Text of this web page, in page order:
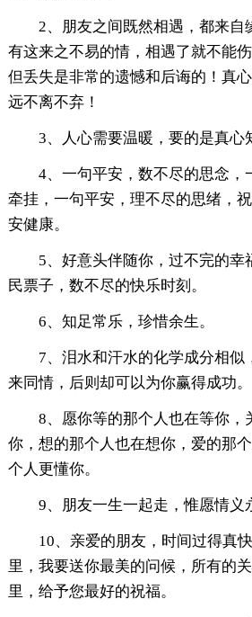
2、朋友之间既然相遇，都来自
有这来之不易的情，相遇了就不能
但丢失是非常的遗憾和后诲的！真
远不离不弃！
3、人心需要温暖，要的是真心
4、一句平安，数不尽的思念，
牵挂，一句平安，理不尽的思绪，
安健康。
5、好意头伴随你，过不完的幸
民票子，数不尽的快乐时刻。
6、知足常乐，珍惜余生。
7、泪水和汗水的化学成分相似
来同情，后则却可以为你赢得成功。
8、愿你等的那个人也在等你，
你，想的那个人也在想你，爱的那
个人更懂你。
9、朋友一生一起走，惟愿情义
10、亲爱的朋友，时间过得真
里，我要送你最美的问候，所有的
里，给予您最好的祝福。